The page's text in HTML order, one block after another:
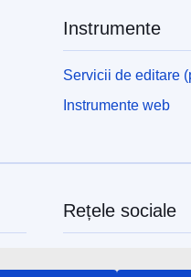
Instrumente
Servicii de editare
Instrumente web
Rețele sociale